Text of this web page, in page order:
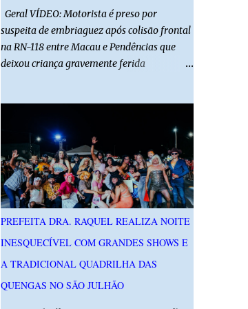
Geral VÍDEO: Motorista é preso por
suspeita de embriaguez após colisão frontal
na RN-118 entre Macau e Pendências que
deixou criança gravemente ferida
embriagado após um acidente que deixou
uma criança de 11 anos gravemente ferida
na manhã deste sábado (1º), na RN-118,
entre Macau e Pendências. Segundo a Polícia
Militar, dois carros que seguiam em sentidos
opostos bateram de frente. Um dos
condutores apresentava sinais de
embriaguez, foi levado ao Hospital Regional
Tarcísio Maia, em Mossoró, e autuado em
flagrante. O exame pericial para confirmar a
presença de álcool no organismo está em
PREFEITA DRA. RAQUEL REALIZA NOITE
INESQUECÍVEL COM GRANDES SHOWS E
A TRADICIONAL QUADRILHA DAS
QUENGAS NO SÃO JULHÃO